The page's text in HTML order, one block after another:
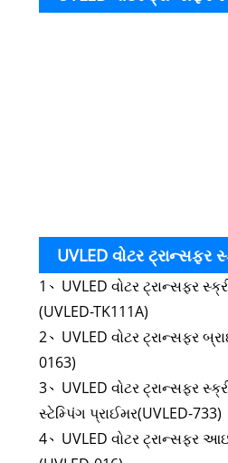
UVLED વોટર ટ્રાન્સફર
ઇન્ક સપોર્ટિંગ શાહી
1、UVLED વોટર ટ્રાન્સફર
(UVLED-TK111A)
2、UVLED વોટર ટ્રાન્સફર
0163)
3、UVLED વોટર ટ્રાન્સફર
સ્ટેમ્પિંગ પ્રાઈમર(UVLED-733)
4、UVLED વોટર ટ્રાન્સફર